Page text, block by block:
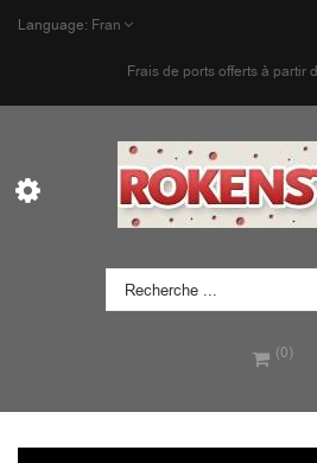
Language: Fran
Frais de ports offerts à partir
(0)